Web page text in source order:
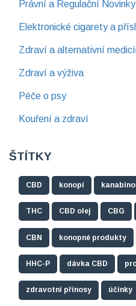
Právní a Regulační Novinky
Elektronické cigarety a
Zdraví a alternativní
Zdraví a výživa
Péče o psy
Kouření a zdraví
ŠTÍTKY
CBD konopí
THC CBD olej CBG
CBN konopné produkty
HHC-P dávka CBD
zdravotní přínosy účinky